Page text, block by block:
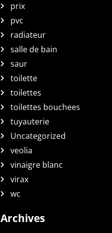
prix
pvc
radiateur
salle de bain
saur
toilette
toilettes
toilettes bouchees
tuyauterie
Uncategorized
veolia
vinaigre blanc
virax
wc
Archives